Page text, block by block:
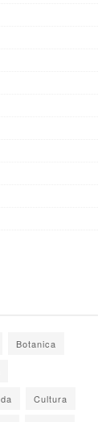
Botanica
Cultura